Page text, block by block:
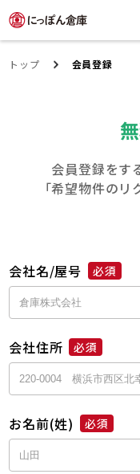
トップ 会員登録
会員登録をす
「希望物件の
会社名/屋号 必須
会社住所 必須
お名前(姓) 必須